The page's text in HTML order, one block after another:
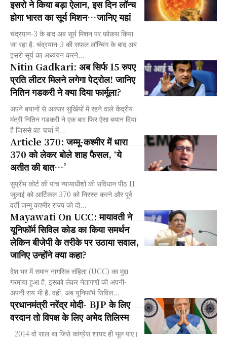
इसरो ने किया बड़ा ऐलान, इस दिन लॉन्च
होगा भारत का सूर्य मिशन…जानिए यहां
चंद्रयान-3 के बाद अब सूर्य मिशन पर फोकस किया
जा रहा है. चंद्रयान-3 की सफल लॉन्चिंग के बाद अब
इसरो सूर्य का अध्ययन करने...
Nitin Gadkari: अब सिर्फ 15 रुपए
प्रति लीटर मिलने लगेगा पेट्रोल! जानिए
नितिन गडकरी ने क्या दिया फार्मूला?
अपने बयानों से अक्सर सुर्खियों में रहने वाले केंद्रीय
मंत्री नितिन गडकरी ने एक बार फिर ऐसा बयान दिया
है जिससे वह चर्चा में...
Article 370: जम्मू-कश्मीर में धारा
370 को लेकर बोले शाह फैसल, ‘ये
अतीत की बात…’
सुप्रीम कोर्ट की पांच न्यायाधीशों की संविधान पीठ 11
जुलाई को आर्टिकल 370 को निरस्त करने और पूर्व
वर्ती जम्मू कश्मीर राज्य को दो...
Mayawati On UCC: मायावती ने
यूनिफॉर्म सिविल कोड का किया समर्थन
लेकिन बीजेपी के तरीके पर उठाया सवाल,
जानिए उन्होंने क्या कहा?
देश भर में समान नागरिक संहिता (UCC) का मुद्दा
गरमाया हुआ है, इसको लेकर नेतागणों की अपनी-
अपनी राय भी है. वहीं, अब यूनिफॉर्म सिविल...
प्रधानमंत्री नरेंद्र मोदी- BJP के लिए
वरदान तो विपक्ष के लिए अभेद तिलिस्म